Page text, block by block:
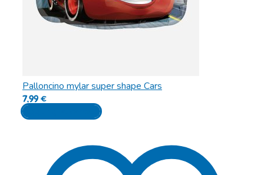
Palloncino mylar super shape Cars
7,99€
Aggiungi al carrello